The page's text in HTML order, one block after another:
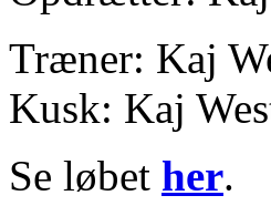
Træner: Kaj
Kusk: Kaj
Se løbet her.